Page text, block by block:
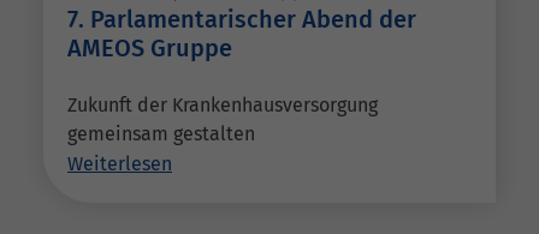
7. Parlamentarischer Abend der
AMEOS Gruppe
Zukunft der Krankenhausversorgung
gemeinsam gestalten
Weiterlesen